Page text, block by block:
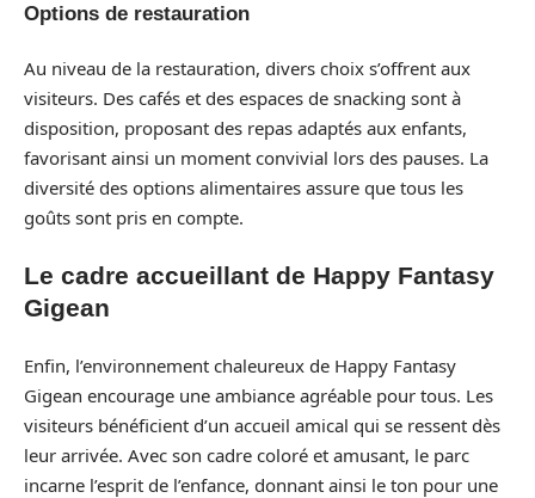
Options de restauration
Au niveau de la restauration, divers choix s’offrent aux
visiteurs. Des cafés et des espaces de snacking sont à
disposition, proposant des repas adaptés aux enfants,
favorisant ainsi un moment convivial lors des pauses. La
diversité des options alimentaires assure que tous les
goûts sont pris en compte.
Le cadre accueillant de Happy Fantasy
Gigean
Enfin, l’environnement chaleureux de Happy Fantasy
Gigean encourage une ambiance agréable pour tous. Les
visiteurs bénéficient d’un accueil amical qui se ressent dès
leur arrivée. Avec son cadre coloré et amusant, le parc
incarne l’esprit de l’enfance, donnant ainsi le ton pour une